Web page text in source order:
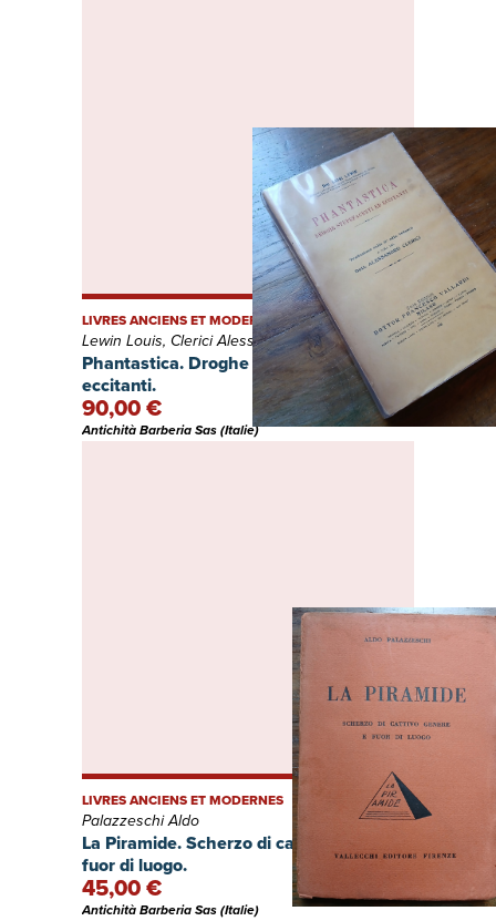
Phantastica. Droghe stupefacenti ed
eccitanti.
LIVRES ANCIENS ET MODERNES
Lewin Louis, Clerici Alessandro
90,00 €
Antichità Barberia Sas (Italie)
La Piramide. Scherzo di cattivo genere e
fuor di luogo.
LIVRES ANCIENS ET MODERNES
Palazzeschi Aldo
45,00 €
Antichità Barberia Sas (Italie)